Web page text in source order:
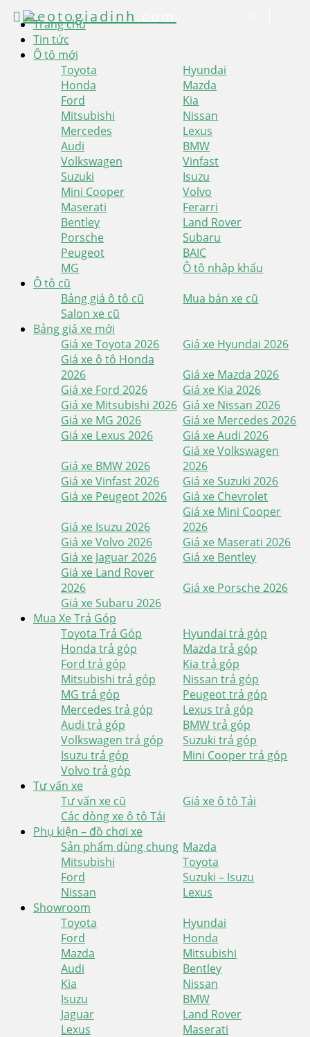
Trang chủ
Tin tức
Ô tô mới
Toyota
Hyundai
Honda
Mazda
Ford
Kia
Mitsubishi
Nissan
Mercedes
Lexus
Audi
BMW
Volkswagen
Vinfast
Suzuki
Isuzu
Mini Cooper
Volvo
Maserati
Ferarri
Bentley
Land Rover
Porsche
Subaru
Peugeot
BAIC
MG
Ô tô nhập khẩu
Ô tô cũ
Bảng giá ô tô cũ
Mua bán xe cũ
Salon xe cũ
Bảng giá xe mới
Giá xe Toyota 2026
Giá xe Hyundai 2026
Giá xe ô tô Honda
2026
Giá xe Mazda 2026
Giá xe Ford 2026
Giá xe Kia 2026
Giá xe Mitsubishi 2026 Giá xe Nissan 2026
Giá xe MG 2026
Giá xe Mercedes 2026
Giá xe Lexus 2026
Giá xe Audi 2026
Giá xe BMW 2026
Giá xe Volkswagen
2026
Giá xe Vinfast 2026
Giá xe Suzuki 2026
Giá xe Peugeot 2026
Giá xe Chevrolet
Giá xe Isuzu 2026
Giá xe Mini Cooper
2026
Giá xe Volvo 2026
Giá xe Maserati 2026
Giá xe Jaguar 2026
Giá xe Bentley
Giá xe Land Rover
2026
Giá xe Porsche 2026
Giá xe Subaru 2026
Mua Xe Trả Góp
Toyota Trả Góp
Hyundai trả góp
Honda trả góp
Mazda trả góp
Ford trả góp
Kia trả góp
Mitsubishi trả góp
Nissan trả góp
MG trả góp
Peugeot trả góp
Mercedes trả góp
Lexus trả góp
Audi trả góp
BMW trả góp
Volkswagen trả góp
Suzuki trả góp
Isuzu trả góp
Mini Cooper trả góp
Volvo trả góp
Tư vấn xe
Tư vấn xe cũ
Giá xe ô tô Tải
Các dòng xe ô tô Tải
Phụ kiện – đồ chơi xe
Sản phẩm dùng chung Mazda
Mitsubishi
Toyota
Ford
Suzuki – Isuzu
Nissan
Lexus
Showroom
Toyota
Hyundai
Ford
Honda
Mazda
Mitsubishi
Audi
Bentley
Kia
Nissan
Isuzu
BMW
Jaguar
Land Rover
Lexus
Maserati
xeotogiadinh